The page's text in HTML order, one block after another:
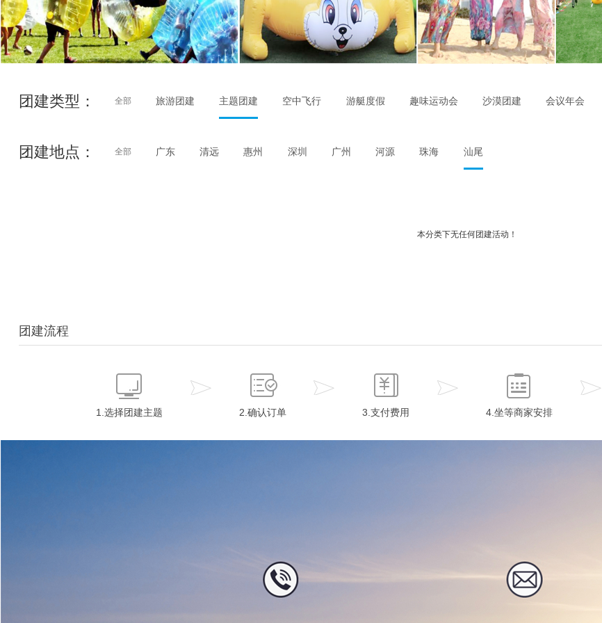
团建类型： 全部 旅游团建 主题团建 空中飞行 游艇度假 趣味运动会 沙漠团建 会议年会
团建地点： 全部 广东 清远 惠州 深圳 广州 河源 珠海 汕尾
本分类下无任何团建活动！
团建流程
1.选择团建主题 2.确认订单 3.支付费用 4.坐等商家安排